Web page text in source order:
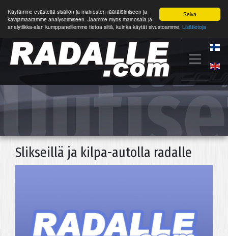
Selvä
Käytämme evästeitä sisällön ja mainosten räätälöimiseen ja
kävijämäärämme analysoimiseen. Jaamme myös mainosala ja
analytiikka-alan kumppaneillemme tietoa siitä, kuinka käytät sivustoamme. Lisätietoja
Slikseillä ja kilpa-autolla radalle